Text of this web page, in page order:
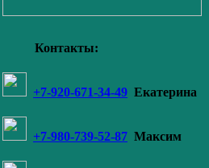
Контакты:
+7-920-671-34-49 Екатерина
+7-980-739-52-87 Максим